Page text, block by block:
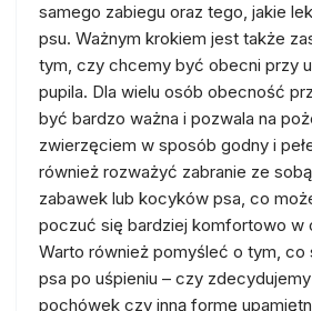
samego zabiegu oraz tego, jakie
psu. Ważnym krokiem jest także
tym, czy chcemy być obecni przy
pupila. Dla wielu osób obecność
być bardzo ważna i pozwala na
zwierzęciem w sposób godny i
również rozważyć zabranie ze
zabawek lub kocyków psa, co
poczuć się bardziej komfortowo w
Warto również pomyśleć o tym, co
psa po uśpieniu – czy
pochówek czy inną formę